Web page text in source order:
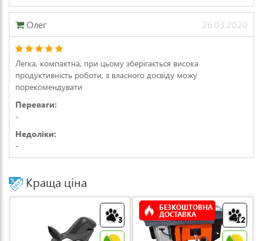
Олег 26.03.2020
Легка, компактна, при цьому зберігається висока
продуктивність роботи, з власного досвіду можу
порекомендувати
Переваги:
-
Недоліки:
-
Краща ціна
3 12
БЕЗКОШТОВНА
ДОСТАВКА